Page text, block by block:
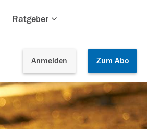
Ratgeber
Anmelden Zum Abo